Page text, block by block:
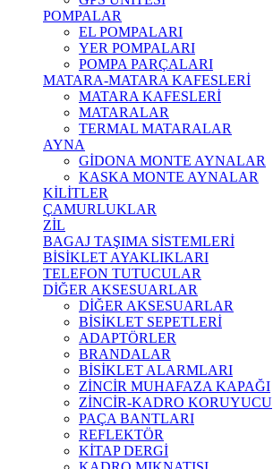
POMPALAR
EL POMPALARI
YER POMPALARI
POMPA PARÇALARI
MATARA-MATARA KAFESLERİ
MATARA KAFESLERİ
MATARALAR
TERMAL MATARALAR
AYNA
GİDONA MONTE AYNALAR
KASKA MONTE AYNALAR
KİLİTLER
ÇAMURLUKLAR
ZİL
BAGAJ TAŞIMA SİSTEMLERİ
BİSİKLET AYAKLIKLARI
TELEFON TUTUCULAR
DİĞER AKSESUARLAR
DİĞER AKSESUARLAR
BİSİKLET SEPETLERİ
ADAPTÖRLER
BRANDALAR
BİSİKLET ALARMLARI
ZİNCİR MUHAFAZA KAPAĞI
ZİNCİR-KADRO KORUYUCU
PAÇA BANTLARI
REFLEKTÖR
KİTAP DERGİ